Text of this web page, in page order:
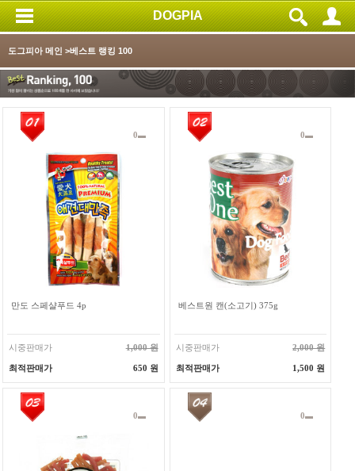
DOGPIA
도그피아 메인 >베스트 랭킹 100
0
만도 스페샬푸드 4p
시중판매가 1,000 원
최적판매가 650 원
0
베스트원 캔(소고기) 375g
시중판매가 2,000 원
최적판매가 1,500 원
0 0